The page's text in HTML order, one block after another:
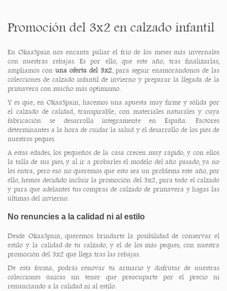
Promoción del 3x2 en calzado infantil
En OkaaSpain nos encanta paliar el frío de los meses más invernales
con nuestras rebajas. Es por ello, que este año, tras finalizarlas,
ampliamos con una oferta del 3x2, para seguir enamorándonos de las
colecciones de calzado infantil de invierno y preparar la llegada de la
primavera con mucho más optimismo.
Y es que, en OkaaSpain, hacemos una apuesta muy firme y sólida por
el calzado de calidad, transpirable, con materiales naturales y cuya
fabricación se desarrolla íntegramente en España. Factores
determinantes a la hora de cuidar la salud y el desarrollo de los pies de
nuestros peques.
A estas edades, los pequeños de la casa crecen muy rápido, y con ellos
la talla de sus pies, y al ir a probarles el modelo del año pasado, ya no
les entra, pero eso no queremos que esto sea un problema este año, por
ello, hemos decidido incluir la promoción del 3x2, para todo el calzado
y para que adelantes tus compras de calzado de primavera y hagas las
últimas del invierno.
No renuncies a la calidad ni al estilo
Desde OkaaSpain, queremos brindarte la posibilidad de conservar el
estilo y la calidad de tu calzado, y el de los más peques, con nuestra
promoción del 3x2 que llega tras las rebajas.
De esta forma, podrás renovar tu armario y disfrutar de nuestras
colecciones únicas sin tener que preocuparte por el precio ni
renunciando a la calidad ni al estilo.